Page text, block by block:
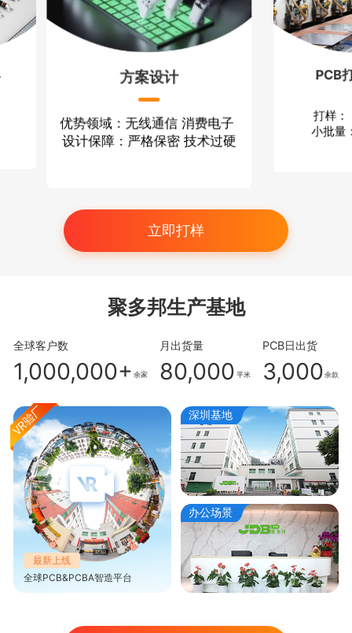
PCB打样/小批量
打样： 12小时出货
小批量： 3-4天出货
1片起
立即打样
聚多邦生产基地
全球客户数
1,000,000+ 余家
月出货量
80,000 平米
PCB日出货
3,000 余款
最新上线
全球PCB&PCBA智造平台
深圳基地
办公场景